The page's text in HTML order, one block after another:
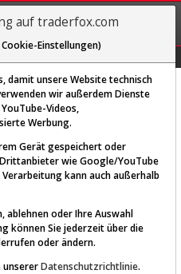
REGIS-
TRIEREN
ist nur für
auf traderfox.com
Einstellungen)
damit unsere Website technisch
wir außerdem Dienste
Videos,
Werbung.
Gerät gespeichert oder
wie Google/YouTube
kann auch außerhalb
ablehnen oder Ihre Auswahl
können Sie jederzeit über die
oder ändern.
unsererDatenschutzrichtlinie.